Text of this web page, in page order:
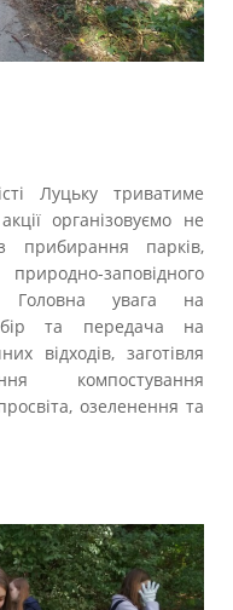
Луцьку триватиме
організовуємо не
прибирання парків,
заповідного
Головна увага на
та передача на
відходів, заготівля
компостування
озеленення та